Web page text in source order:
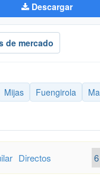
Descargar
de mercado
Mijas Fuengirola
Directos